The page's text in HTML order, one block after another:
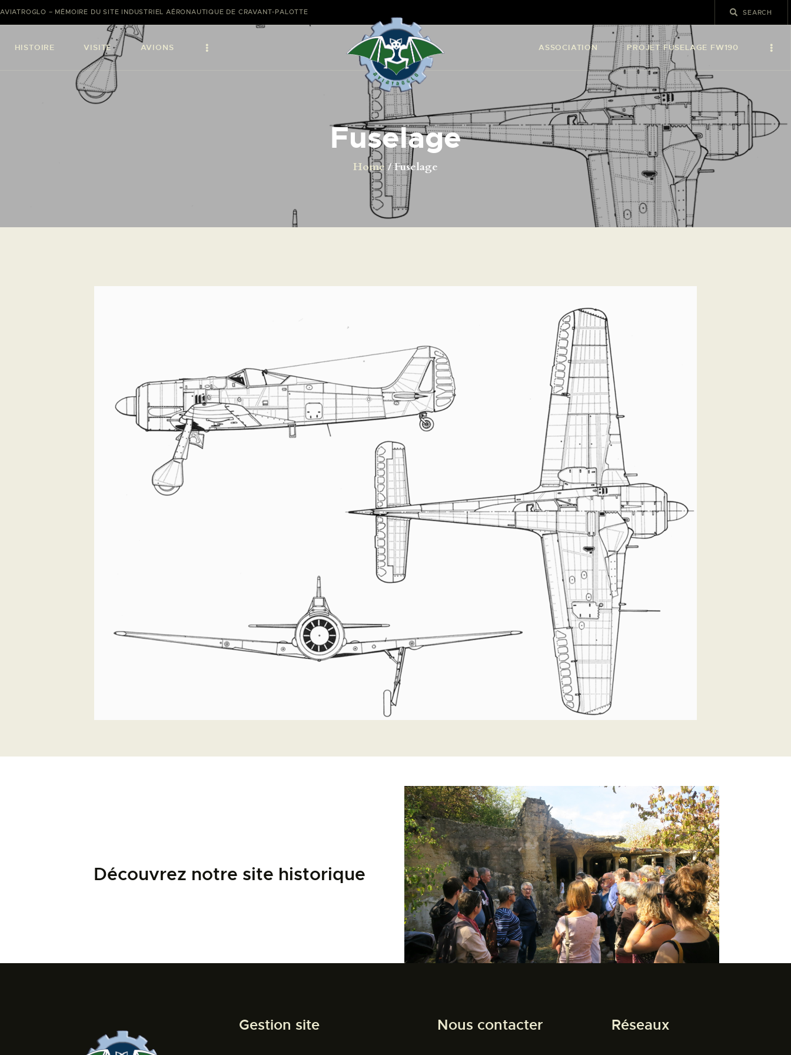
AVIATROGLO – MÉMOIRE DU SITE INDUSTRIEL AÉRONAUTIQUE DE CRAVANT-PALOTTE
HISTOIRE VISITE AVIONS ASSOCIATION PROJET FUSELAGE FW190
Fuselage
Home Fuselage
AVIONS
CATALOGUE FW 190
ASSOCIATION
PROJET FUSELAGE
ÉVÉNEMENTS
SHOP
PALOTTE
FRONTREPARATUR
AGO
L’ATELIER DE L’AIR
LA SNCAC
PROJET ATELIER DE
LA PISTE D’ENVOL
Découvrez notre site historique
Gestion site Nous contacter Réseaux